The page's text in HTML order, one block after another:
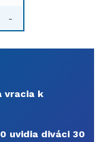
-
vracia k
uvidia diváci 30